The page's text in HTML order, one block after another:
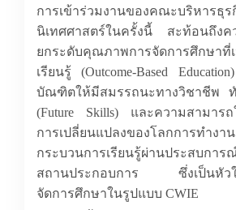
การเข้าร่วมงานของคณะบริหารธุร
นิเทศศาสตร์ในครั้งนี้ สะท้อนถึงค
ยกระดับคุณภาพการจัดการศึกษาที่
เรียนรู้ (Outcome-Based
บัณฑิตให้มีสมรรถนะทางวิชาชีพ
(Future Skills) และความสามาร
การเปลี่ยนแปลงของโลกการท
กระบวนการเรียนรู้ผ่านประสบการ
สถานประกอบการ ซึ่งเป็นหัวใ
จัดการศึกษาในรูปแบบ CWIE